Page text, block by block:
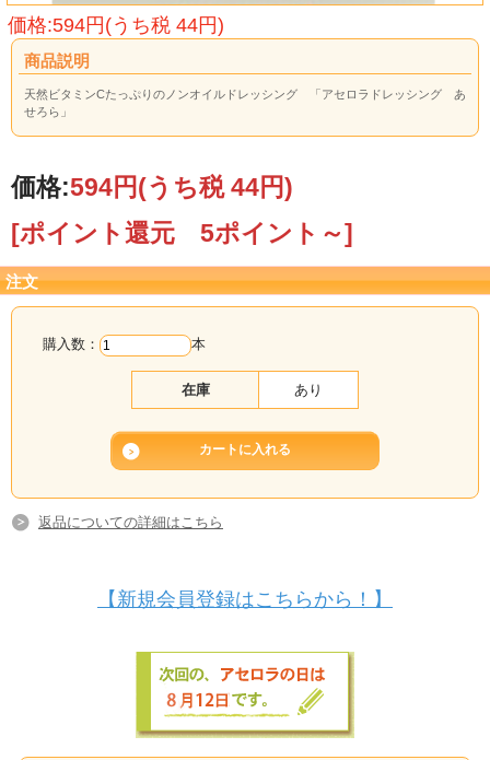
価格:594円(うち税 44円)
商品説明
天然ビタミンCたっぷりのノンオイルドレッシング 「アセロラドレッシング あ
せろら」
価格:594円(うち税 44円)
[ポイント還元 5ポイント～]
注文
購入数： 本
在庫 あり
返品についての詳細はこちら
【新規会員登録はこちらから！】